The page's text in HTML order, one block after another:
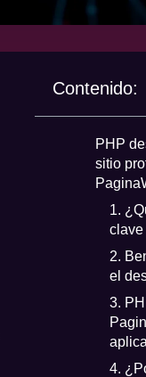
Contenido:
PHP
sitio
1.
clave
2.
el
3.
4.